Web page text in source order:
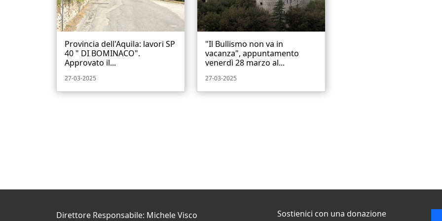
Provincia dell'Aquila: lavori SP
40 " DI BOMINACO".
Approvato il...
27-03-2025
"Il Bullismo non va in
vacanza", appuntamento
venerdì 28 marzo al...
27-03-2025
Direttore Responsabile: Michele Visco Sostienici con una donazione